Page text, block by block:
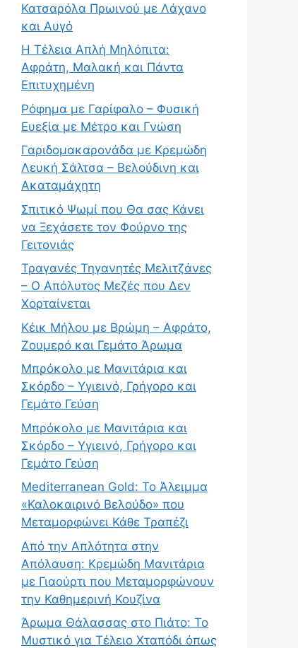
Κατσαρόλα Πρωινού με Λάχανο
και Αυγό
Η Τέλεια Απλή Μηλόπιτα:
Αφράτη, Μαλακή και Πάντα
Επιτυχημένη
Ρόφημα με Γαρίφαλο – Φυσική
Ευεξία με Μέτρο και Γνώση
Γαριδομακαρονάδα με Κρεμώδη
Λευκή Σάλτσα – Βελούδινη και
Ακαταμάχητη
Σπιτικό Ψωμί που Θα σας Κάνει
να Ξεχάσετε τον Φούρνο της
Γειτονιάς
Τραγανές Τηγανητές Μελιτζάνες
– Ο Απόλυτος Μεζές που Δεν
Χορταίνεται
Κέικ Μήλου με Βρώμη – Αφράτο,
Ζουμερό και Γεμάτο Άρωμα
Μπρόκολο με Μανιτάρια και
Σκόρδο – Υγιεινό, Γρήγορο και
Γεμάτο Γεύση
Μπρόκολο με Μανιτάρια και
Σκόρδο – Υγιεινό, Γρήγορο και
Γεμάτο Γεύση
Mediterranean Gold: Το Άλειμμα
«Καλοκαιρινό Βελούδο» που
Μεταμορφώνει Κάθε Τραπέζι
Από την Απλότητα στην
Απόλαυση: Κρεμώδη Μανιτάρια
με Γιαούρτι που Μεταμορφώνουν
την Καθημερινή Κουζίνα
Άρωμα Θάλασσας στο Πιάτο: Το
Μυστικό για Τέλειο Χταπόδι όπως